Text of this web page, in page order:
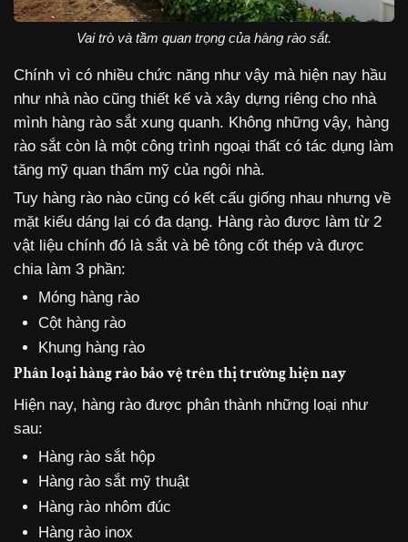
Vai trò và tầm quan trọng của hàng rào sắt.
Chính vì có nhiều chức năng như vậy mà hiện nay hầu
như nhà nào cũng thiết kế và xây dựng riêng cho nhà
mình hàng rào sắt xung quanh. Không những vậy, hàng
rào sắt còn là một công trình ngoại thất có tác dụng làm
tăng mỹ quan thẩm mỹ của ngôi nhà.
Tuy hàng rào nào cũng có kết cấu giống nhau nhưng về
mặt kiểu dáng lại có đa dạng. Hàng rào được làm từ 2
vật liệu chính đó là sắt và bê tông cốt thép và được
chia làm 3 phần:
Móng hàng rào
Cột hàng rào
Khung hàng rào
Phân loại hàng rào bảo vệ trên thị trường hiện nay
Hiện nay, hàng rào được phân thành những loại như
sau:
Hàng rào sắt hộp
Hàng rào sắt mỹ thuật
Hàng rào nhôm đúc
Hàng rào inox